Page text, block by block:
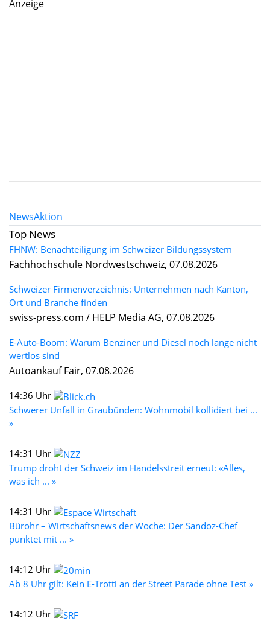
Anzeige
NewsAktion
Top News
FHNW: Benachteiligung im Schweizer Bildungssystem
Fachhochschule Nordwestschweiz, 07.08.2026
Schweizer Firmenverzeichnis: Unternehmen nach Kanton,
Ort und Branche finden
swiss-press.com / HELP Media AG, 07.08.2026
E-Auto-Boom: Warum Benziner und Diesel noch lange nicht
wertlos sind
Autoankauf Fair, 07.08.2026
14:36 Uhr
Schwerer Unfall in Graubünden: Wohnmobil kollidiert bei ...
»
14:31 Uhr
Trump droht der Schweiz im Handelsstreit erneut: «Alles,
was ich ... »
14:31 Uhr
Bürohr – Wirtschaftsnews der Woche: Der Sandoz-Chef
punktet mit ... »
14:12 Uhr
Ab 8 Uhr gilt: Kein E-Trotti an der Street Parade ohne Test »
14:12 Uhr